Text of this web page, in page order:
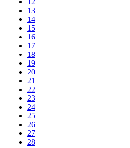
12
13
14
15
16
17
18
19
20
21
22
23
24
25
26
27
28